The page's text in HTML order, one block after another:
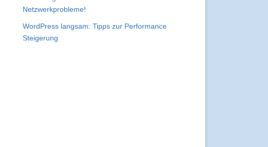
Netzwerkprobleme!
WordPress langsam: Tipps zur Performance
Steigerung